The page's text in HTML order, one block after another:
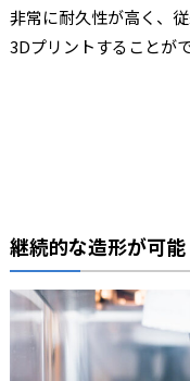
非常に耐久性が高く、
3Dプリントすることが
継続的な造形が可能